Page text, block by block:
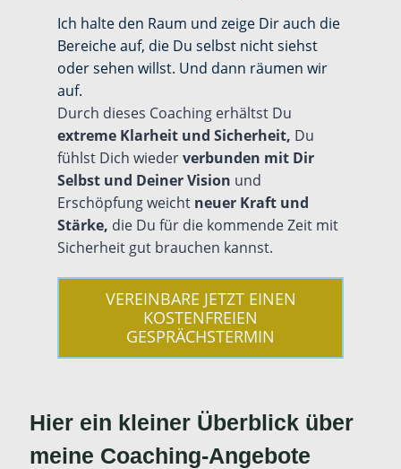
Ich halte den Raum und zeige Dir auch die
Bereiche auf, die Du selbst nicht siehst
oder sehen willst. Und dann räumen wir
auf.
Durch dieses Coaching erhältst Du
extreme Klarheit und Sicherheit, Du
fühlst Dich wiederverbunden mit Dir
Selbst und Deiner Vision und
Erschöpfung weicht neuer Kraft und
Stärke, die Du für die kommende Zeit mit
Sicherheit gut brauchen kannst.
VEREINBARE JETZT EINEN
KOSTENFREIEN
GESPRÄCHSTERMIN
Hier ein kleiner Überblick über
meine Coaching-Angebote